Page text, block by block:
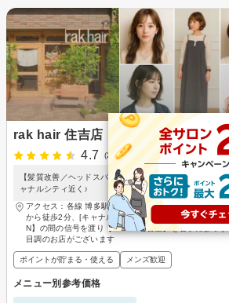
rak hair 住吉店
4.7
(21件)
【髪質改善／ヘッドスパ】ゆったりくつろげる南欧風の
ャナルシティ近く♪
アクセス：各線 博多駅（博多口） 徒歩7分、櫛田神社
から徒歩2分、[キャナルシティーイーストビルから]【
N】の間の信号を渡り【ＣoＣo壱番屋】を右手にまっ
目調のお店がございます
ポイントが貯まる・使える メンズ歓迎
メニュー別参考価格